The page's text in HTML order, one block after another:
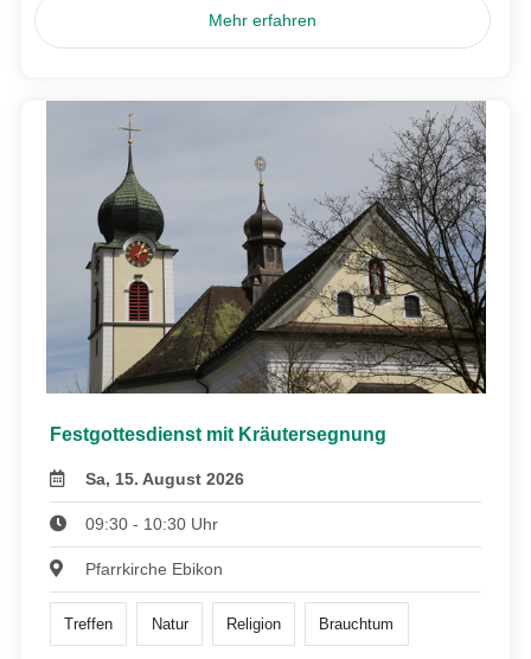
Mehr erfahren
Festgottesdienst mit Kräutersegnung
Sa, 15. August 2026
09:30 - 10:30 Uhr
Pfarrkirche Ebikon
Treffen Natur Religion Brauchtum